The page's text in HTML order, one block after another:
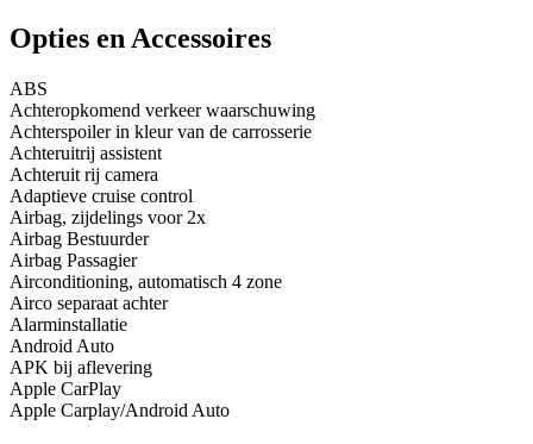
Opties en Accessoires
ABS
Achteropkomend verkeer waarschuwing
Achterspoiler in kleur van de carrosserie
Achteruitrij assistent
Achteruit rij camera
Adaptieve cruise control
Airbag, zijdelings voor 2x
Airbag Bestuurder
Airbag Passagier
Airconditioning, automatisch 4 zone
Airco separaat achter
Alarminstallatie
Android Auto
APK bij aflevering
Apple CarPlay
Apple Carplay/Android Auto